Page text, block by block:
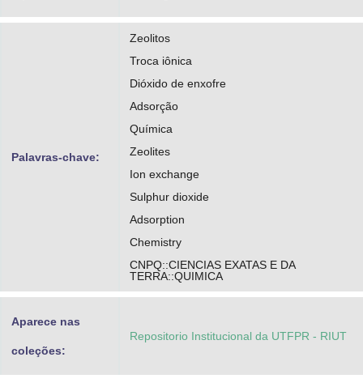
Palavras-chave:
Zeolitos
Troca iônica
Dióxido de enxofre
Adsorção
Química
Zeolites
Ion exchange
Sulphur dioxide
Adsorption
Chemistry
CNPQ::CIENCIAS EXATAS E DA
TERRA::QUIMICA
Aparece nas
coleções:
Repositorio Institucional da UTFPR - RIUT